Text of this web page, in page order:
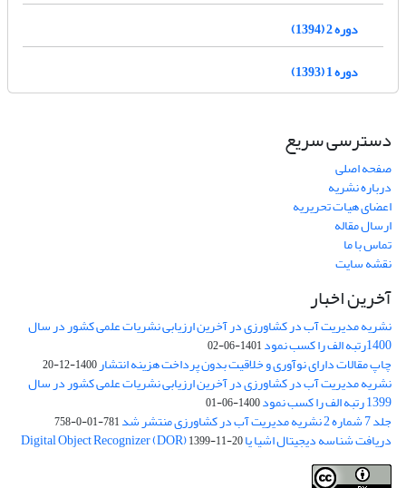
دوره 2 (1394)
دوره 1 (1393)
دسترسی سریع
صفحه اصلی
درباره نشریه
اعضای هیات تحریریه
ارسال مقاله
تماس با ما
نقشه سایت
آخرین اخبار
نشریه مدیریت آب در کشاورزی در آخرین ارزیابی نشریات علمی کشور در سال
1400رتبه الف را کسب نمود 1401-06-02
چاپ مقالات دارای نوآوری و خلاقیت بدون پرداخت هزینه انتشار1400-12-20
نشریه مدیریت آب در کشاورزی در آخرین ارزیابی نشریات علمی کشور در سال
1399 رتبه الف را کسب نمود 1400-06-01
جلد 7 شماره 2 نشریه مدیریت آب در کشاورزی منتشر شد 781-01-0-758
دریافت شناسه دیجیتال اشیا یا Digital Object Recognizer (DOR)1399-11-20